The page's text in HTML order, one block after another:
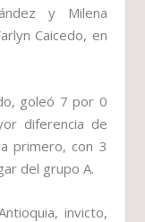
y Milena
Caicedo, en
goleó 7 por 0
diferencia de
primero, con 3
del grupo A.
invicto,